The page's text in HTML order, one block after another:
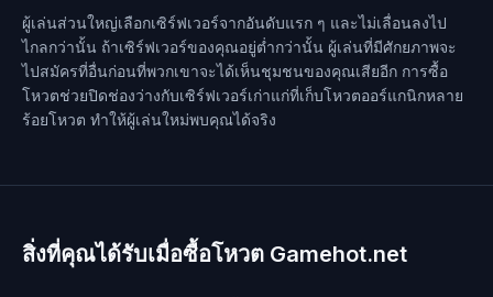
ผู้เล่นส่วนใหญ่เลือกเซิร์ฟเวอร์จากอันดับแรก ๆ และไม่เลื่อนลงไป
ไกลกว่านั้น ถ้าเซิร์ฟเวอร์ของคุณอยู่ต่ำกว่านั้น ผู้เล่นที่มีศักยภาพจะ
ไปสมัครที่อื่นก่อนที่พวกเขาจะได้เห็นชุมชนของคุณเสียอีก การซื้อ
โหวตช่วยปิดช่องว่างกับเซิร์ฟเวอร์เก่าแก่ที่เก็บโหวตออร์แกนิกหลาย
ร้อยโหวต ทำให้ผู้เล่นใหม่พบคุณได้จริง
สิ่งที่คุณได้รับเมื่อซื้อโหวต Gamehot.net